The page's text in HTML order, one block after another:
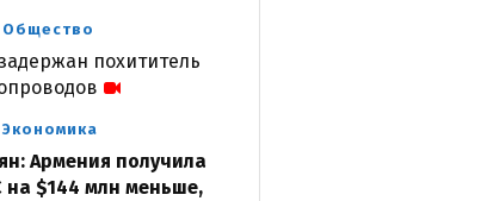
Общество
похититель
Экономика
Армения получила
на $144 млн меньше,